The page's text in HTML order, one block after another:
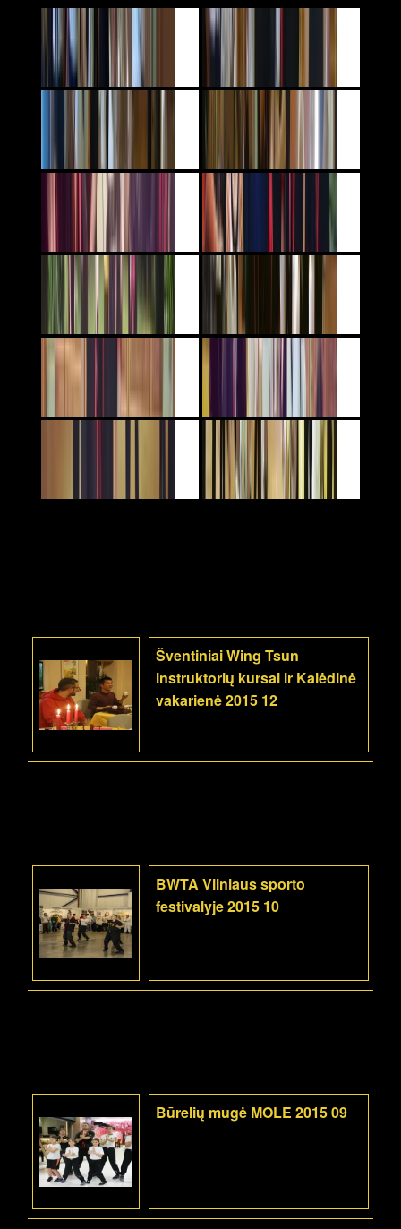
Šventiniai Wing Tsun
instruktorių kursai ir Kalėdinė
vakarienė 2015 12
BWTA Vilniaus sporto
festivalyje 2015 10
Būrelių mugė MOLE 2015 09